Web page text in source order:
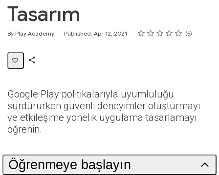
Tasarım
By Play Academy Published: Apr 12, 2021 Rating
1 star
2 stars
3 stars
4 stars
5 stars
Average rating: 0 5
5 reviews
Google Play politikalarıyla uyumluluğu
sürdürürken güvenli deneyimler oluşturmayı
ve etkileşime yönelik uygulama tasarlamayı
öğrenin.
Öğrenmeye başlayın